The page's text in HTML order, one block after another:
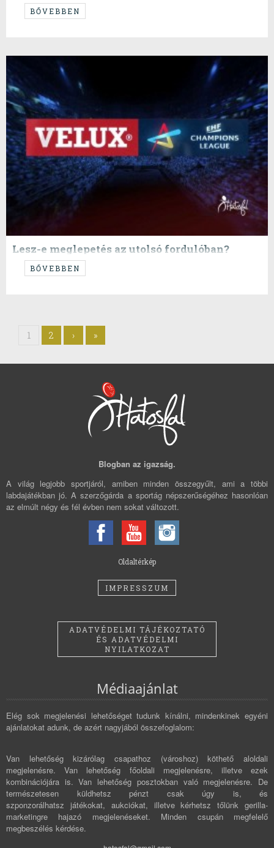
A Pick Szeged már bizonyosan az év meglepetéscsapata a BL-ben.
Ugyanis a szinte hibátlan csoportmeccsek után az egyenes kieséses
BŐVEBBEN
Lesz-e meglepetés az utolsó fordulóban?
Először is tisztázzuk, hogy mit értünk meglepetés alatt: nálunk
egyértelműen a PSG és a Szeged kölni részvétele számít
BŐVEBBEN
1 2 › »
Blogban az igazság.
A világ legjobb sportjáról, amiben minden összegyűlt, ami a többi
labdajátékban jó. A szerzőgárda a sportág népszerűségéhez hasonlóan
az elmúlt négy és fél évben nem sokat változott.
Oldaltérkép
IMPRESSZUM
ADATVÉDELMI TÁJÉKOZTATÓ
ÉS ADATVÉDELMI
NYILATKOZAT
Médiaajánlat
Elég sok megjelenési lehetőséget tudunk kínálni, mindenkinek egyéni
ajánlatokat adunk, de azért nagyjából összefoglalom:
Van lehetőség kizárólag csapathoz (városhoz) köthető aloldali
megjelenésre. Van lehetőség főoldali megjelenésre, illetve ezek
kombinációjára is. Van lehetőség posztokban való megjelenésre. De
természetesen küldhetsz pénzt csak úgy is, és
szponzorálhatsz játékokat, aukciókat, illetve kérhetsz tőlünk gerilla-
marketingre hajazó megjelenéseket. Minden csupán megfelelő
megbeszélés kérdése.